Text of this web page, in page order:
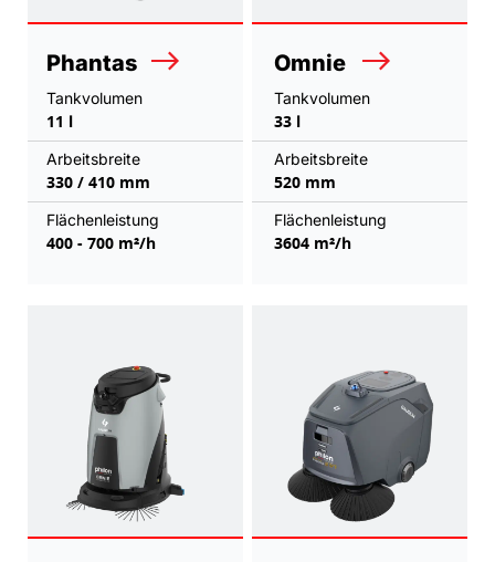
Phantas
Tankvolumen
11 l
Arbeitsbreite
330 / 410 mm
Flächenleistung
400 - 700 m²/h
Omnie
Tankvolumen
33 l
Arbeitsbreite
520 mm
Flächenleistung
3604 m²/h